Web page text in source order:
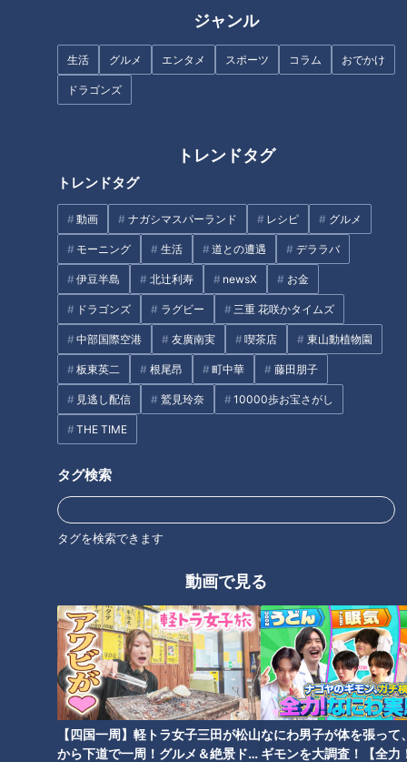
ジャンル
生活 グルメ エンタメ スポーツ コラム おでかけ
ドラゴンズ
トレンドタグ
トレンドタグ
動画 ナガシマスパーランド レシピ グルメ
モーニング 生活 道との遭遇 デララバ
伊豆半島 北辻利寿 newsX お金
ドラゴンズ ラグビー 三重 花咲かタイムズ
中部国際空港 友廣南実 喫茶店 東山動植物園
板東英二 根尾昂 町中華 藤田朋子
見逃し配信 鷲見玲奈 10000歩お宝さがし
THE TIME
タグ検索
タグを検索できます
動画で見る
【四国一周】軽トラ女子三田が松山
から下道で一周！グルメ＆絶景ドラ
なにわ男子が体を張って
ギモンを大調査！【全力
とか。そこで今回は、聞こえの悪さと上手に付き合う方法を専
門医に教えてもらいました。
加齢で聞こえが悪くなる“加齢性難聴”について
加齢性難聴と認知症の関係
加齢性難聴を悪化させない方法
意外と知らない加齢性難聴の原因「メタボ」
年齢に関わらず起きる難聴
加齢性難聴の対処法「補聴器」
オススメ関連コンテンツ
10秒でできる！「聞こえの悪さ」簡単チェック
CBCテレビ『健康カプセル！ゲンキの時間』
▼親指と人差し指を擦り 音を出す
▼そのまま両耳にあて少しずつ離す